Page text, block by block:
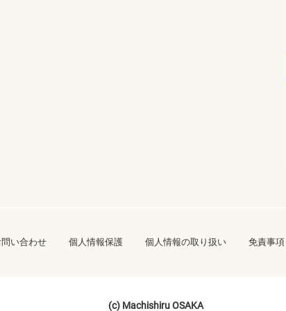
い合わせ 個人情報保護 個人情報の取り扱い 免責事項
(c) Machishiru OSAKA